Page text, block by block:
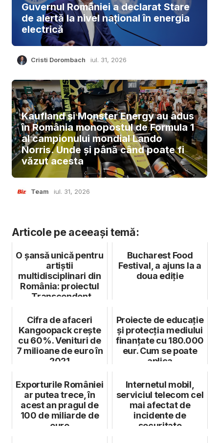
Guvernul României a declarat Stare
de alertă la nivel național în energia
electrică
Cristi Dorombach iul. 31, 2026
Kaufland și Monster Energy au adus
în România monopostul de Formula 1
al campionului mondial Lando
Norris. Unde și până când poate fi
văzut acesta
Team iul. 31, 2026
Articole pe aceeași temă:
O șansă unică pentru
artiștii
multidisciplinari din
România: proiectul
„Transcendent
Bucharest Food
Festival, a ajuns la a
doua ediție
Cifra de afaceri
Kangoopack crește
cu 60%. Venituri de
7 milioane de euro în
2021
Proiecte de educație
și protecția mediului
finanțate cu 180.000
eur. Cum se poate
aplica
Exporturile României
ar putea trece, în
acest an pragul de
100 de miliarde de
euro
Internetul mobil,
serviciul telecom cel
mai afectat de
incidente de
securitate